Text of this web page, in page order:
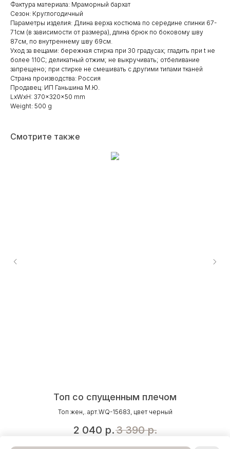
Фактура материала: Мраморный бархат
Сезон: Круглогодичный
Параметры изделия: Длина верха костюма по середине спинки 67-
71см (в зависимости от размера), длина брюк по боковому шву
87см, по внутреннему шву 69см.
Уход за вещами: бережная стирка при 30 градусах; гладить при t не
более 110С; деликатный отжим; не выкручивать; отбеливание
запрещено; при стирке не смешивать с другими типами тканей
Страна производства: Россия
Продавец: ИП Ганьшина М.Ю.
LxWxH: 370x320x50 mm
Weight: 500 g
Смотрите также
Топ со спущенным плечом
Топ жен,. арт.WQ-15683, цвет черный
2 040 р.3 390 р.